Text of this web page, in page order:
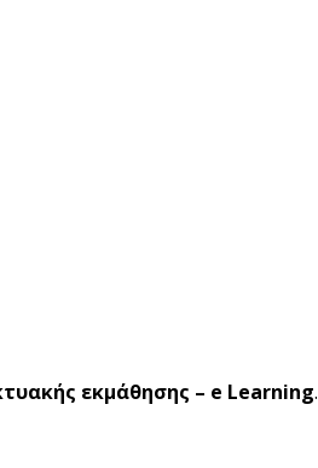
εκμάθησης – e Learning.